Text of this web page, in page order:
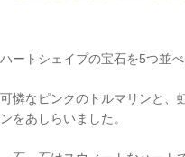
ハートシェイプの宝石を5つ並
可憐なピンクのトルマリンと、
ンをあしらいました。